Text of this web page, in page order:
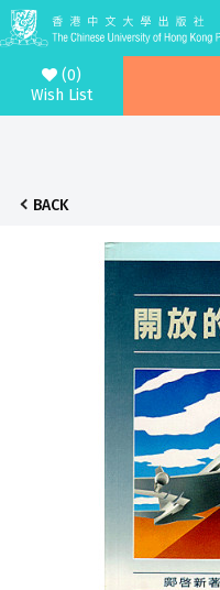
(0)
Wish List
BACK